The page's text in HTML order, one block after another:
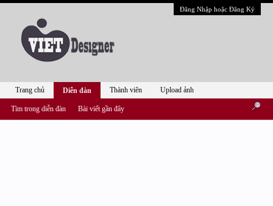
Đăng Nhập hoặc Đăng Ký
Trang chủ Diễn đàn
Tìm trong diễn đàn Bài viết gần đây
Thành viên Upload ảnh